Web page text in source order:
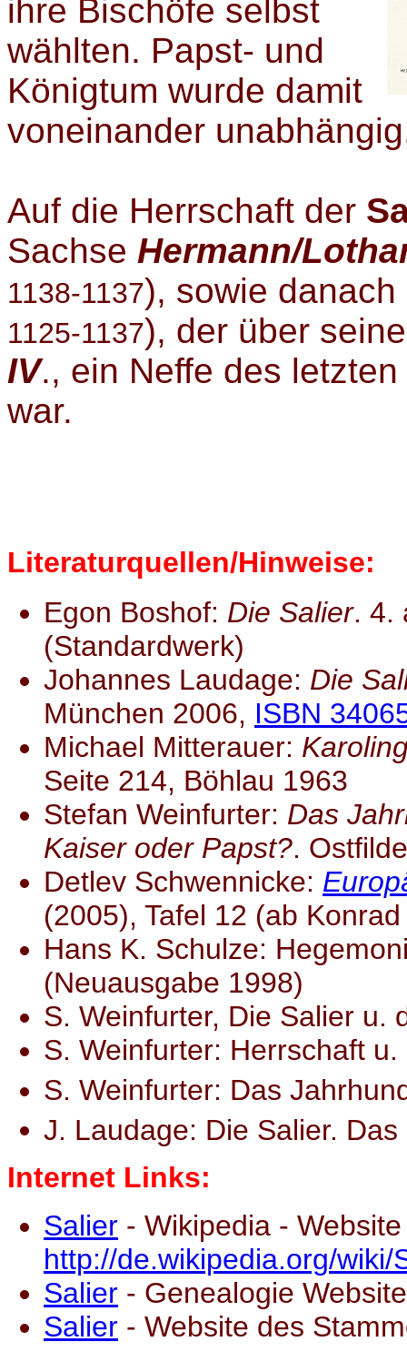
ihre Bischöfe selbst
wählten. Papst- und
Königtum wurde damit
voneinander
Auf die Herrschaft der
Sachse Hermann/
1138-1137), sowie
1125-1137), der über
IV., ein Neffe des
war.
Literaturquellen/Hinweise:
Egon Boshof: Die Salier. 4.
(Standardwerk)
Johannes Laudage: Die
München 2006, ISBN
Michael Mitterauer:
Seite 214, Böhlau 1963
Stefan Weinfurter: Das
Kaiser oder Papst?.
Detlev Schwennicke:
(2005), Tafel 12 (ab
Hans K. Schulze:
(Neuausgabe 1998)
S. Weinfurter, Die Salier u.
S. Weinfurter: Herrschaft
S. Weinfurter: Das
J. Laudage: Die Salier.
Internet Links:
Salier - Wikipedia - Website
http://de.wikipedia.org/
Salier - Genealogie
Salier - Website des